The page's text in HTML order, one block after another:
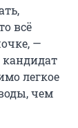
всё
—
легкое
чем